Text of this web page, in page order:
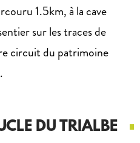
1.5km, à la cave
sur les traces de
circuit du patrimoine
DU TRIALBE